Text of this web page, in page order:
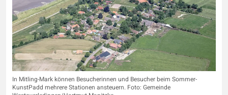
In Mitling-Mark können Besucherinnen und Besucher beim Sommer-
KunstPadd mehrere Stationen ansteuern. Foto: Gemeinde